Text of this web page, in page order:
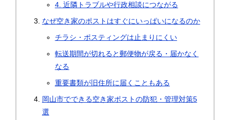
4. 近隣トラブルや行政相談につながる
なぜ空き家のポストはすぐにいっぱいになるのか
チラシ・ポスティングは止まりにくい
転送期間が切れると郵便物が戻る・届かなく
なる
重要書類が旧住所に届くこともある
岡山市でできる空き家ポストの防犯・管理対策5
選